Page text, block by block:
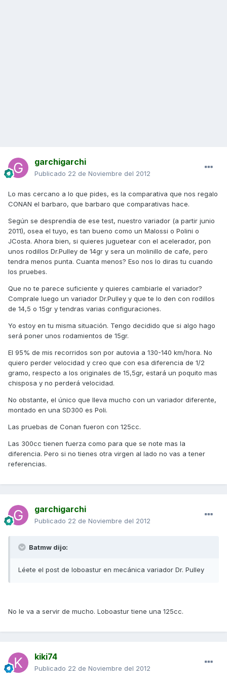
garchigarchi
Publicado 22 de Noviembre del 2012
Lo mas cercano a lo que pides, es la comparativa que nos regalo
CONAN el barbaro, que barbaro que comparativas hace.
Según se desprendía de ese test, nuestro variador (a partir junio
2011), osea el tuyo, es tan bueno como un Malossi o Polini o
JCosta. Ahora bien, si quieres juguetear con el acelerador, pon
unos rodillos Dr.Pulley de 14gr y sera un molinillo de cafe, pero
tendra menos punta. Cuanta menos? Eso nos lo diras tu cuando
los pruebes.
Que no te parece suficiente y quieres cambiarle el variador?
Comprale luego un variador Dr.Pulley y que te lo den con rodillos
de 14,5 o 15gr y tendras varias configuraciones.
Yo estoy en tu misma situación. Tengo decidido que si algo hago
será poner unos rodamientos de 15gr.
El 95% de mis recorridos son por autovia a 130-140 km/hora. No
quiero perder velocidad y creo que con esa diferencia de 1/2
gramo, respecto a los originales de 15,5gr, estará un poquito mas
chisposa y no perderá velocidad.
No obstante, el único que lleva mucho con un variador diferente,
montado en una SD300 es Poli.
Las pruebas de Conan fueron con 125cc.
Las 300cc tienen fuerza como para que se note mas la
diferencia. Pero si no tienes otra virgen al lado no vas a tener
referencias.
garchigarchi
Publicado 22 de Noviembre del 2012
Batmw dijo:
Léete el post de loboastur en mecánica variador Dr. Pulley
No le va a servir de mucho. Loboastur tiene una 125cc.
kiki74
Publicado 22 de Noviembre del 2012